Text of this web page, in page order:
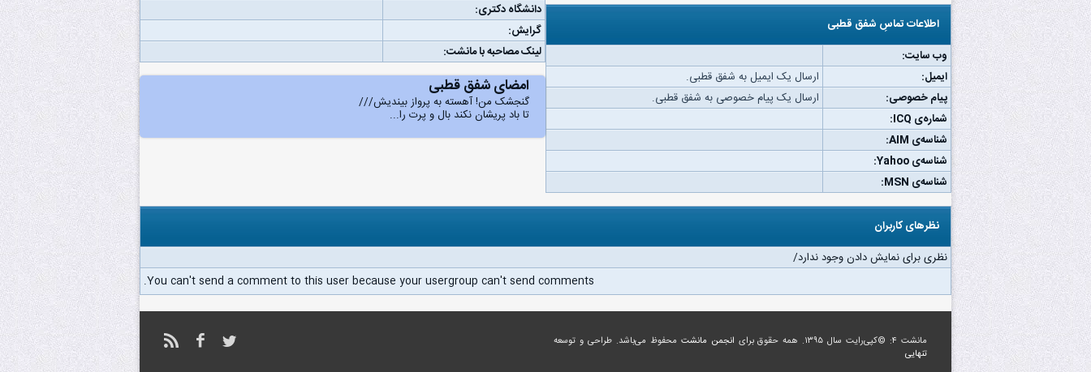
اطلاعات تماسِ شفق قطبی
وب‌ سایت:
ایمیل:
ارسال یک ایمیل به شفق قطبی.
پیام خصوصی:
ارسال یک پیام خصوصی به شفق قطبی.
شماره‌ی ICQ:
شناسه‌ی AIM:
شناسه‌ی Yahoo:
شناسه‌ی MSN:
دانشگاه دکتری:
گرایش:
لینک مصاحبه با مانشت:
امضای شفق قطبی
گنجشک من! آهسته به پرواز بیندیش///
تا باد پریشان نکند بال و پرت را...
نظرهای کاربران
نظری برای نمایش دادن وجود ندارد/
You can't send a comment to this user because your usergroup can't send comments.
مانشت ۴: ©کپی‌رایت سال ۱۳۹۵. همه حقوق برای انجمن مانشت محفوظ می‌باشد. طراحی و توسعه
تنهایی